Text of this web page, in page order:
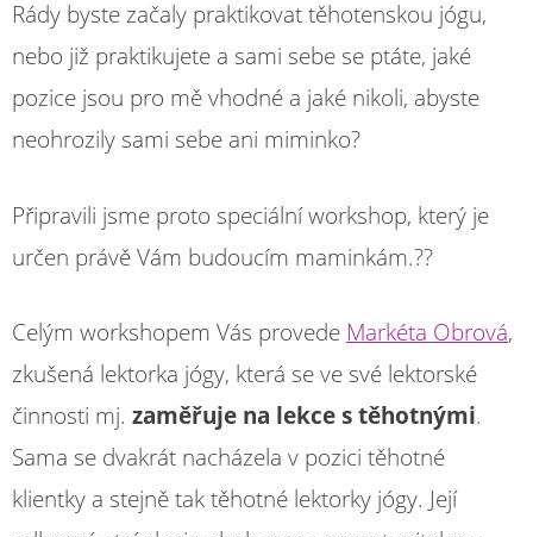
Rády byste začaly praktikovat těhotenskou jógu,
nebo již praktikujete a sami sebe se ptáte, jaké
pozice jsou pro mě vhodné a jaké nikoli, abyste
neohrozily sami sebe ani miminko?
Připravili jsme proto speciální workshop, který je
určen právě Vám budoucím maminkám.??
Celým workshopem Vás provede Markéta Obrová,
zkušená lektorka jógy, která se ve své lektorské
činnosti mj. zaměřuje na lekce s těhotnými.
Sama se dvakrát nacházela v pozici těhotné
klientky a stejně tak těhotné lektorky jógy. Její